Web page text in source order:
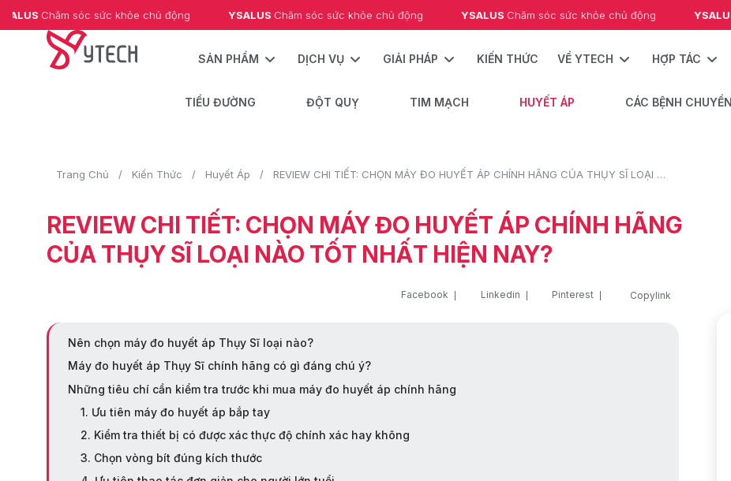
Chăm sóc sức khỏe chủ động YSALUS Chăm sóc sức khỏe chủ động YSALUS Chăm sóc sức khỏe chủ động YSALUS
SẢN PHẨM DỊCH VỤ GIẢI PHÁP KIẾN THỨC VỀ YTECH HỢP TÁC
TIỂU ĐƯỜNG ĐỘT QUỴ TIM MẠCH HUYẾT ÁP CÁC BỆNH
Trang Chủ Kiến Thức Huyết Áp REVIEW CHI TIẾT: CHỌN MÁY ĐO HUYẾT ÁP CHÍNH HÃNG CỦA THỤY SĨ LOẠI NÀO TỐT NHẤT HIỆN NAY?
REVIEW CHI TIẾT: CHỌN MÁY ĐO HUYẾT ÁP CHÍNH HÃNG
CỦA THỤY SĨ LOẠI NÀO TỐT NHẤT HIỆN NAY?
Facebook Linkedin Pinterest Copylink
Nên chọn máy đo huyết áp Thụy Sĩ loại nào?
Máy đo huyết áp Thụy Sĩ chính hãng có gì đáng chú ý?
Những tiêu chí cần kiểm tra trước khi mua máy đo huyết áp chính hãng
1. Ưu tiên máy đo huyết áp bắp tay
2. Kiểm tra thiết bị có được xác thực độ chính xác hay không
3. Chọn vòng bít đúng kích thước